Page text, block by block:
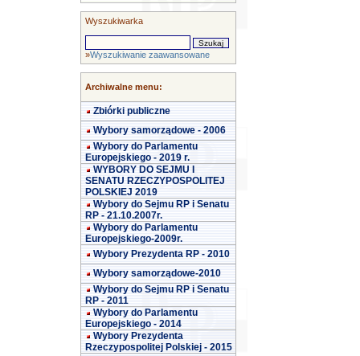
Wyszukiwarka
»Wyszukiwanie zaawansowane
Archiwalne menu:
Zbiórki publiczne
Wybory samorządowe - 2006
Wybory do Parlamentu
Europejskiego - 2019 r.
WYBORY DO SEJMU I
SENATU RZECZYPOSPOLITEJ
POLSKIEJ 2019
Wybory do Sejmu RP i Senatu
RP - 21.10.2007r.
Wybory do Parlamentu
Europejskiego-2009r.
Wybory Prezydenta RP - 2010
Wybory samorządowe-2010
Wybory do Sejmu RP i Senatu
RP - 2011
Wybory do Parlamentu
Europejskiego - 2014
Wybory Prezydenta
Rzeczypospolitej Polskiej - 2015